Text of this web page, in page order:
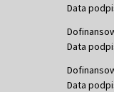
Data
Data
Data